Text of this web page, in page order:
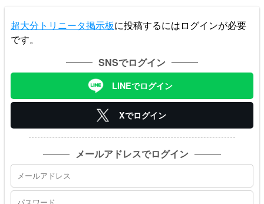
超大分トリニータ掲示板に投稿するにはログインが必要
です。
SNSでログイン
LINEでログイン
Xでログイン
メールアドレスでログイン